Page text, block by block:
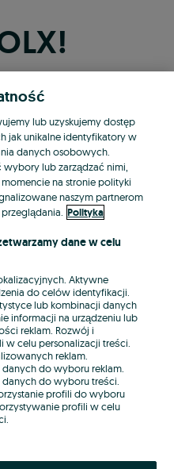
Facebooka
konto Apple
konto Google
lub uzyskujemy dostęp
jak unikalne identyfikatory w
danych osobowych.
lub zarządzać nimi,
na stronie polityki
naszym partnerom
Polityka
dane w celu
Aktywne
do celów identyfikacji.
lub kombinacji danych
informacji na urządzeniu lub
reklam. Rozwój i
w celu personalizacji treści.
reklam.
do wyboru reklam.
do wyboru treści.
profili do wyboru
profili w celu